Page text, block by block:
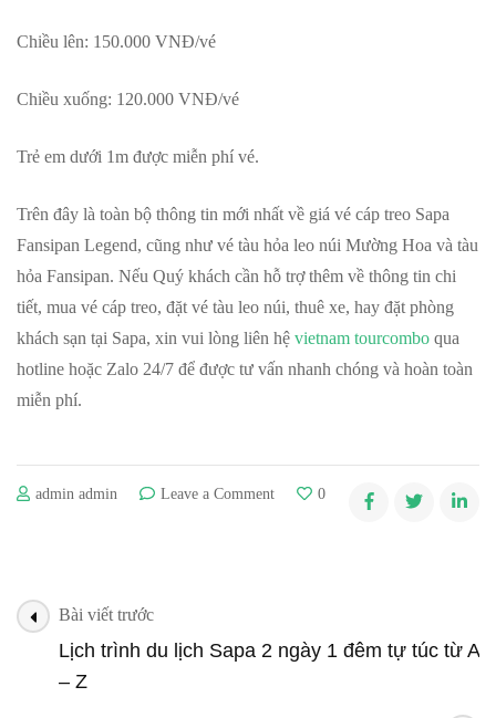
Chiều lên: 150.000 VNĐ/vé
Chiều xuống: 120.000 VNĐ/vé
Trẻ em dưới 1m được miễn phí vé.
Trên đây là toàn bộ thông tin mới nhất về giá vé cáp treo Sapa
Fansipan Legend, cũng như vé tàu hỏa leo núi Mường Hoa và tàu
hỏa Fansipan. Nếu Quý khách cần hỗ trợ thêm về thông tin chi
tiết, mua vé cáp treo, đặt vé tàu leo núi, thuê xe, hay đặt phòng
khách sạn tại Sapa, xin vui lòng liên hệ vietnam tourcombo qua
hotline hoặc Zalo 24/7 để được tư vấn nhanh chóng và hoàn toàn
miễn phí.
admin admin Leave a Commenton
Legend
0
Post
Navigation
Bài viết trước
Lịch trình du lịch Sapa 2 ngày 1 đêm tự túc từ A
– Z